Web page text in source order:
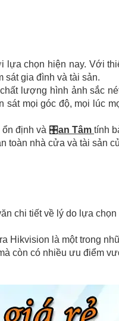
chọn hiện nay. Với
sát gia đình và tài sản.
lượng hình ảnh sắc
mọi góc độ, mọi lúc
ổn định và 🎛an Tâm tính
toàn nhà cửa và tài sản
chi tiết về lý do lựa
Hikvision là một trong
còn có nhiều ưu điểm